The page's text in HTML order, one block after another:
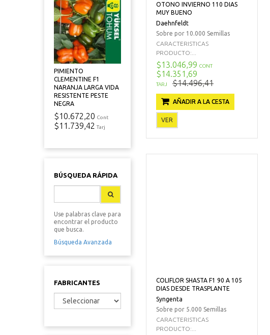
PIMIENTO
CLEMENTINE F1
NARANJA LARGA VIDA
RESISTENTE PESTE
NEGRA
$10.672,20 Cont
$11.739,42 Tarj
BÚSQUEDA RÁPIDA
Use palabras clave para
encontrar el producto
que busca.
Búsqueda Avanzada
FABRICANTES
OTONO INVIERNO 110 DIAS
MUY BUENO
Daehnfeldt
Sobre por 10.000 Semillas
CARACTERISTICAS
PRODUCTO:...
$13.046,99 CONT
$14.351,69
TARJ $14.496,41
AÑADIR A LA CESTA
VER
COLIFLOR SHASTA F1 90 A 105
DIAS DESDE TRASPLANTE
Syngenta
Sobre por 5.000 Semillas
CARACTERISTICAS
PRODUCTO:...